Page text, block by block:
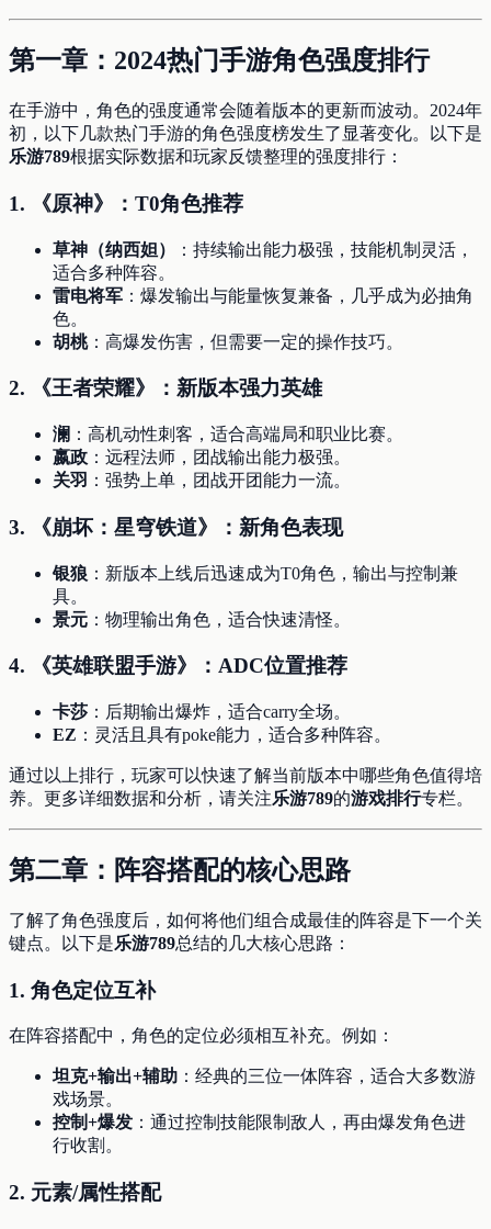
第一章：2024热门手游角色强度排行
在手游中，角色的强度通常会随着版本的更新而波动。2024年
初，以下几款热门手游的角色强度榜发生了显著变化。以下是
乐游789根据实际数据和玩家反馈整理的强度排行：
1. 《原神》：T0角色推荐
草神（纳西妲）
：持续输出能力极强，技能机制灵活，
适合多种阵容。
雷电将军 ：爆发输出与能量恢复兼备，几乎成为必抽角
色。
胡桃：高爆发伤害，但需要一定的操作技巧。
2. 《王者荣耀》：新版本强力英雄
澜 ：高机动性刺客，适合高端局和职业比赛。
嬴政 ：远程法师，团战输出能力极强。
关羽 ：强势上单，团战开团能力一流。
3. 《崩坏：星穹铁道》：新角色表现
银狼 ：新版本上线后迅速成为T0角色，输出与控制兼
具。
景元 ：物理输出角色，适合快速清怪。
4. 《英雄联盟手游》 ：ADC位置推荐
卡莎 ：后期输出爆炸，适合carry全场。
EZ ：灵活且具有poke能力，适合多种阵容。
通过以上排行，玩家可以快速了解当前版本中哪些角色值得培
养。更多详细数据和分析，请关注乐游789的游戏排行专栏。
第二章：阵容搭配的核心思路
了解了角色强度后，如何将他们组合成最佳的阵容是下一个关
键点。以下是乐游789总结的几大核心思路：
1. 角色定位互补
在阵容搭配中，角色的定位必须相互补充。例如：
坦克+输出+辅助 ：经典的三位一体阵容，适合大多数游
戏场景。
控制+爆发 ：通过控制技能限制敌人，再由爆发角色进
行收割。
2. 元素/属性搭配